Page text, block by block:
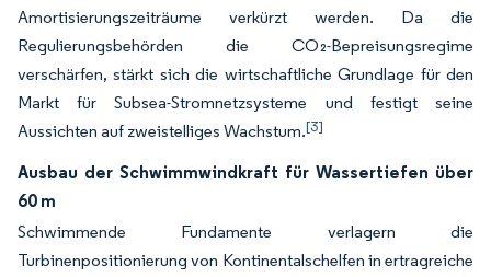
Amortisierungszeiträume verkürzt werden. Da die
Regulierungsbehörden die CO₂-Bepreisungsregime
verschärfen, stärkt sich die wirtschaftliche Grundlage für den
Markt für Subsea-Stromnetzsysteme und festigt seine
Aussichten auf zweistelliges Wachstum.[3]
Ausbau der Schwimmwindkraft für Wassertiefen über
60 m
Schwimmende Fundamente verlagern die
Turbinenpositionierung von Kontinentalschelfen in ertragreiche